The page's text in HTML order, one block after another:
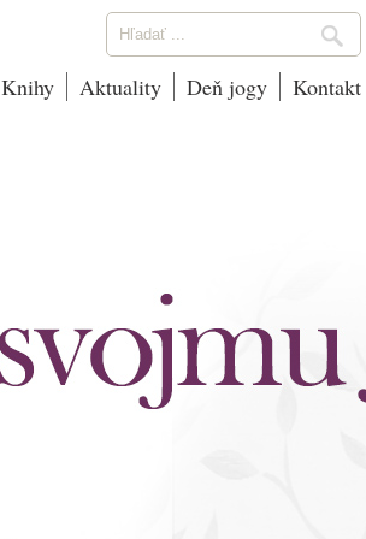
Knihy Aktuality Deň jogy Kontakt